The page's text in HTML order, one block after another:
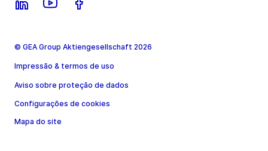
© GEA Group Aktiengesellschaft 2026
Impressão & termos de uso
Aviso sobre proteção de dados
Configurações de cookies
Mapa do site